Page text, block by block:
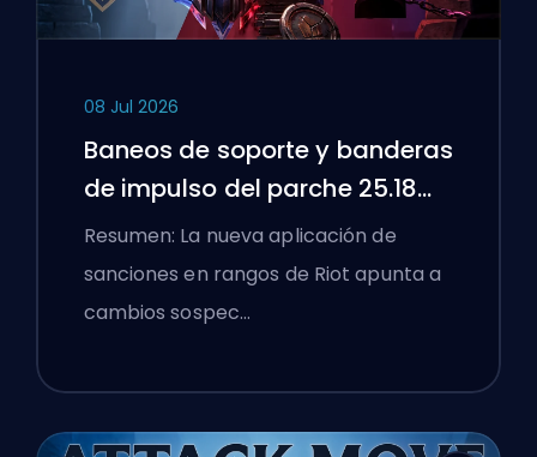
08 Jul 2026
Baneos de soporte y banderas
de impulso del parche 25.18
de League of Legends
Resumen: La nueva aplicación de
sanciones en rangos de Riot apunta a
cambios sospec…